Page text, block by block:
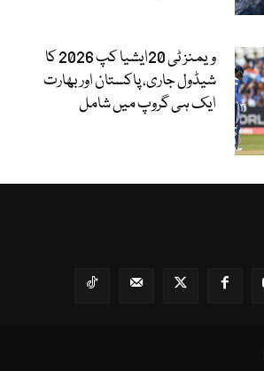
ویمنز ٹی 20ایشیا کپ 2026 کا
شیڈول جاری، پاکستان اور بھارت
ایک ہی گروپ میں شامل